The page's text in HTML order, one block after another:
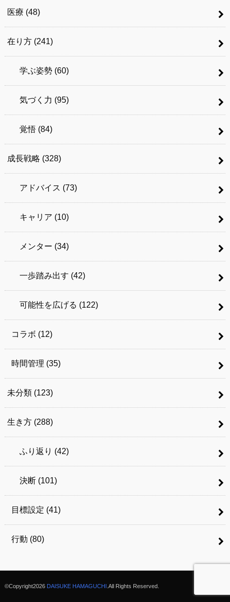
医療 (48)
在り方 (241)
学ぶ姿勢 (60)
気づく力 (95)
覚悟 (84)
成長戦略 (328)
アドバイス (73)
キャリア (10)
メンター (34)
一歩踏み出す (42)
可能性を広げる (122)
コラボ (12)
時間管理 (35)
未分類 (123)
生き方 (288)
ふり返り (42)
決断 (101)
目標設定 (41)
行動 (80)
©Copyright2026 DAISUKE HAMAGUCHI .All Rights Reserved.